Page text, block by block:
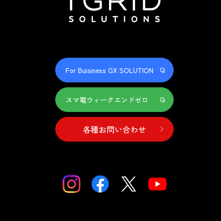
For Buisiness GX SOLUTION
スマ電ウィークエンドゼロ
各種お問い合わせ